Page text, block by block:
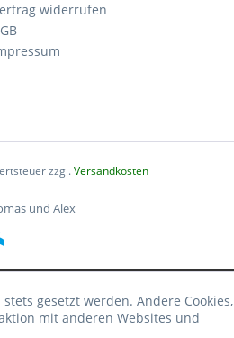
widerrufen
zzgl.Versandkosten
und Alex
gesetzt werden. Andere Cookies,
mit anderen Websites und